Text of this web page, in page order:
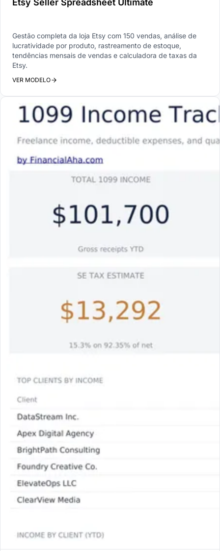
Etsy Seller Spreadsheet Ultimate
Gestão completa da loja Etsy com 150 vendas, análise de
lucratividade por produto, rastreamento de estoque,
tendências mensais de vendas e calculadora de taxas da
Etsy.
VER MODELO